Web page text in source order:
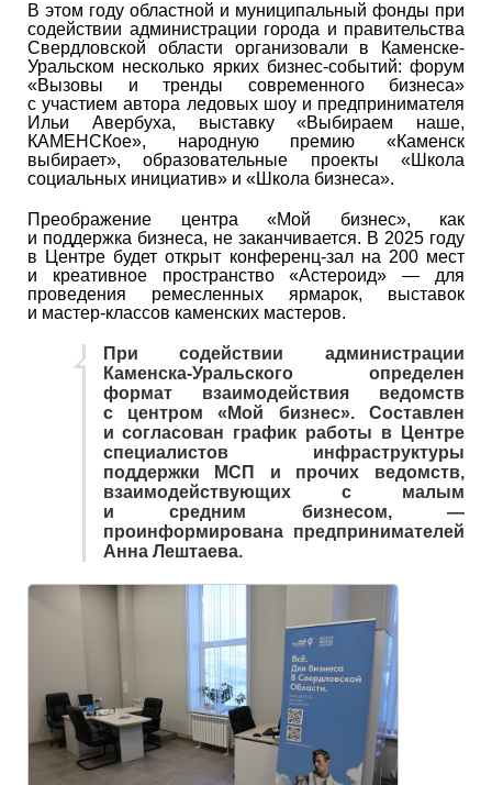
В этом году областной и муниципальный фонды при
содействии администрации города и правительства
Свердловской области организовали в Каменске-
Уральском несколько ярких бизнес-событий: форум
«Вызовы и тренды современного бизнеса»
с участием автора ледовых шоу и предпринимателя
Ильи Авербуха, выставку «Выбираем наше,
КАМЕНСКое», народную премию «Каменск
выбирает», образовательные проекты «Школа
социальных инициатив» и «Школа бизнеса».
Преображение центра «Мой бизнес», как
и поддержка бизнеса, не заканчивается. В 2025 году
в Центре будет открыт конференц-зал на 200 мест
и креативное пространство «Астероид» — для
проведения ремесленных ярмарок, выставок
и мастер-классов каменских мастеров.
При содействии администрации
Каменска-Уральского определен
формат взаимодействия ведомств
с центром «Мой бизнес». Составлен
и согласован график работы в Центре
специалистов инфраструктуры
поддержки МСП и прочих ведомств,
взаимодействующих с малым
и средним бизнесом, —
проинформирована предпринимателей
Анна Лештаева.